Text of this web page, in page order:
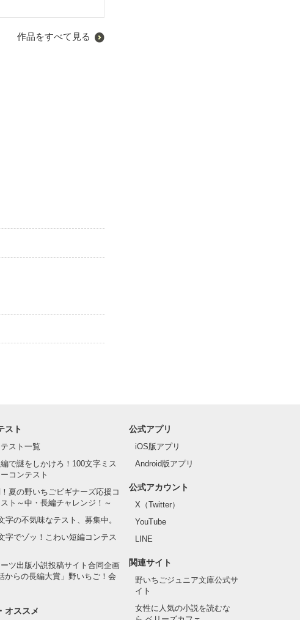
作品をすべて見る
スト
スト一覧
で謎をしかけろ！100文字ミス
コンテスト
夏の野いちごビギナーズ応援コ
ト～中・長編チャレンジ！～
字の不気味なテスト、募集中。
字でゾッ！こわい短編コンテス
ーツ出版小説投稿サイト合同企画
からの長編大賞」野いちご！会
オススメ
公式アプリ
iOS版アプリ
Android版アプリ
公式アカウント
X（Twitter）
YouTube
LINE
関連サイト
野いちごジュニア文庫公式サ
イト
女性に人気の小説を読むな